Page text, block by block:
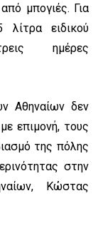
μπογιές. Για
ειδικού
ημέρες
Αθηναίων δεν
επιμονή, τους
της πόλης
στην
Κώστας